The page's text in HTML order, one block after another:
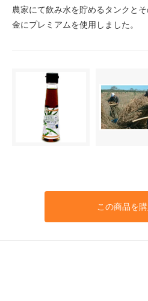
農家にて飲み水を貯めるタンクと
金にプレミアムを使用しました。
この商品を